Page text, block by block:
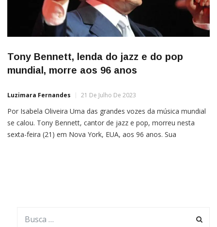
Tony Bennett, lenda do jazz e do pop
mundial, morre aos 96 anos
Luzimara Fernandes 21 De Julho De 2023
Por Isabela Oliveira Uma das grandes vozes da música mundial
se calou. Tony Bennett, cantor de jazz e pop, morreu nesta
sexta-feira (21) em Nova York, EUA, aos 96 anos. Sua